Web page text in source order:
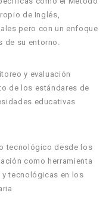
de Inglés,
pero con un enfoque
de su entorno.
y evaluación
de los estándares de
educativas
tecnológico desde los
como herramienta
tecnológicas en los